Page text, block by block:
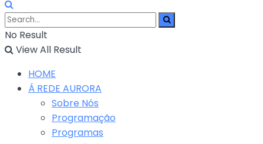
No Result
View All Result
HOME
Á REDE AURORA
Sobre Nós
Programação
Programas